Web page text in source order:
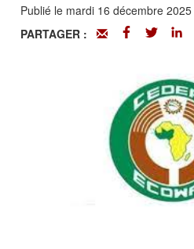
Publié le mardi 16 décembre
PARTAGER :